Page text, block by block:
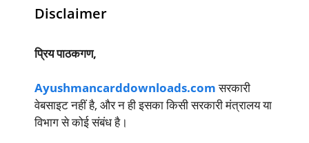
Disclaimer
प्रिय पाठकगण,
Ayushmancarddownloads.comसरकारी
वेबसाइट नहीं है, और न ही इसका किसी सरकारी मंत्रालय या
विभाग से कोई संबंध है।